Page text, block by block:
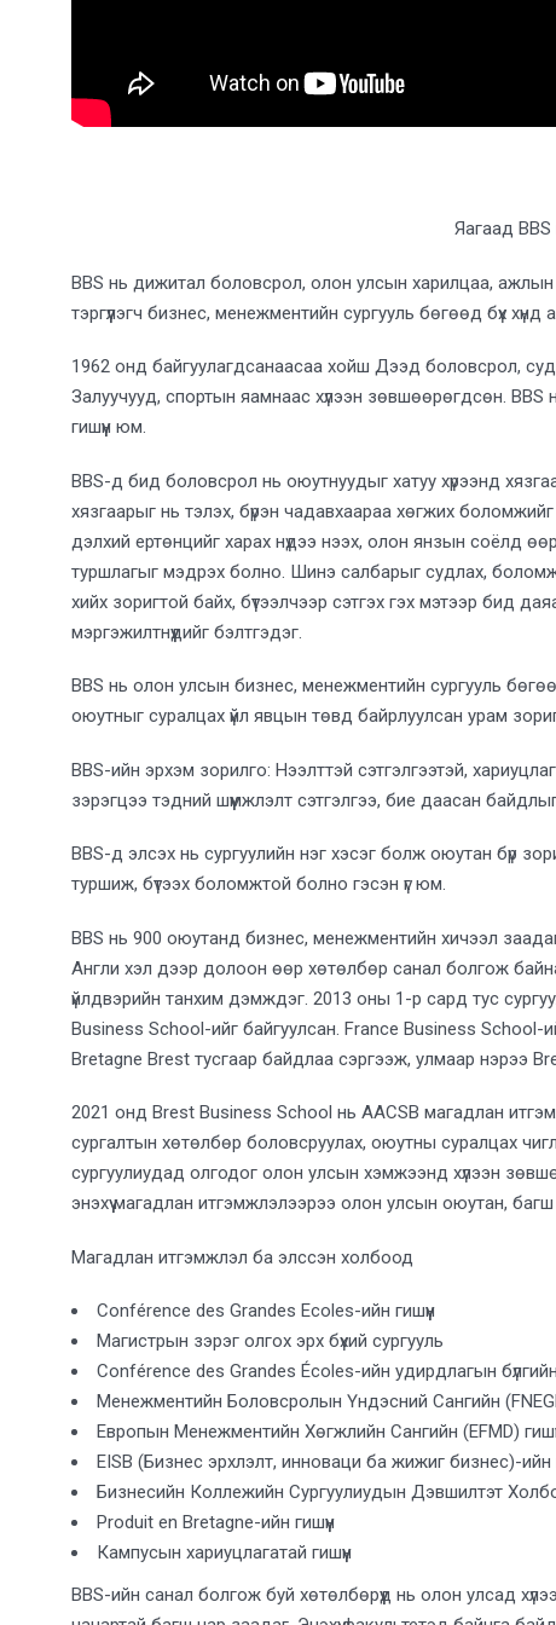
Яагаад BBS
BBS нь дижитал боловсрол, олон улсын харилцаа, ажлын
тэргүүлэгч бизнес, менежментийн сургууль бөгөөд бүх
1962 онд байгуулагдсанаасаа хойш Дээд боловсрол,
Залуучууд, спортын яамнаас хүлээн зөвшөөрөгдсөн.
гишүүн юм.
BBS-д бид боловсрол нь оюутнуудыг хатуу хүрээнд
хязгаарыг нь тэлэх, бүрэн чадавхаараа хөгжих
дэлхий ертөнцийг харах нүдээ нээх, олон янзын соёлд
туршлагыг мэдрэх болно. Шинэ салбарыг судлах,
хийх зоригтой байх, бүтээлчээр сэтгэх гэх мэтээр бид
мэргэжилтнүүдийг бэлтгэдэг.
BBS нь олон улсын бизнес, менежментийн сургууль
оюутныг суралцах үйл явцын төвд байрлуулсан урам
BBS-ийн эрхэм зорилго: Нээлттэй сэтгэлгээтэй,
зэрэгцээ тэдний шүүмжлэлт сэтгэлгээ, бие даасан байдлыг
BBS-д элсэх нь сургуулийн нэг хэсэг болж оюутан бүр
туршиж, бүтээх боломжтой болно гэсэн үг юм.
BBS нь 900 оюутанд бизнес, менежментийн хичээл
Англи хэл дээр долоон өөр хөтөлбөр санал болгож
үйлдвэрийн танхим дэмждэг. 2013 оны 1-р сард тус
Business School-ийг байгуулсан. France Business School-
Bretagne Brest тусгаар байдлаа сэргээж, улмаар нэрээ
2021 онд Brest Business School нь AACSB магадлан
сургалтын хөтөлбөр боловсруулах, оюутны суралцах
сургуулиудад олгодог олон улсын хэмжээнд хүлээн
энэхүү магадлан итгэмжлэлээрээ олон улсын оюутан,
Магадлан итгэмжлэл ба элссэн холбоод
Conférence des Grandes Ecoles-ийн гишүүн
Магистрын зэрэг олгох эрх бүхий сургууль
Conférence des Grandes Écoles-ийн удирдлагын бүлгийн
Менежментийн Боловсролын Үндэсний Сангийн
Европын Менежментийн Хөгжлийн Сангийн (EFMD)
EISB (Бизнес эрхлэлт, инноваци ба жижиг бизнес)-ийн
Бизнесийн Коллежийн Сургуулиудын Дэвшилтэт
Produit en Bretagne-ийн гишүүн
Кампусын хариуцлагатай гишүүн
BBS-ийн санал болгож буй хөтөлбөрүүд нь олон улсад